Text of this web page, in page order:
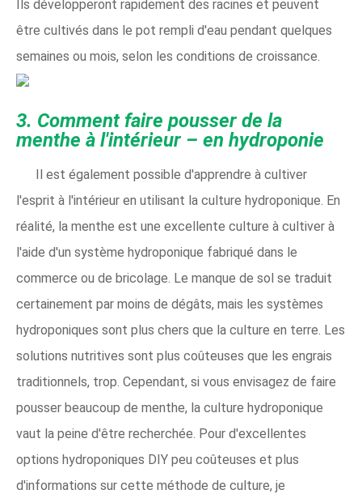
Ils développeront rapidement des racines et peuvent
être cultivés dans le pot rempli d'eau pendant quelques
semaines ou mois, selon les conditions de croissance.
3. Comment faire pousser de la
menthe à l'intérieur – en hydroponie
Il est également possible d'apprendre à cultiver
l'esprit à l'intérieur en utilisant la culture hydroponique. En
réalité, la menthe est une excellente culture à cultiver à
l'aide d'un système hydroponique fabriqué dans le
commerce ou de bricolage. Le manque de sol se traduit
certainement par moins de dégâts, mais les systèmes
hydroponiques sont plus chers que la culture en terre. Les
solutions nutritives sont plus coûteuses que les engrais
traditionnels, trop. Cependant, si vous envisagez de faire
pousser beaucoup de menthe, la culture hydroponique
vaut la peine d'être recherchée. Pour d'excellentes
options hydroponiques DIY peu coûteuses et plus
d'informations sur cette méthode de culture, je